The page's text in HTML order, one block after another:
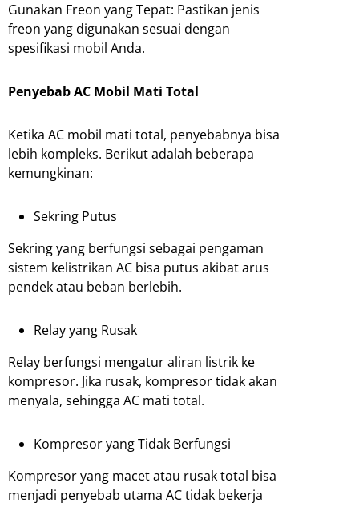
Gunakan Freon yang Tepat: Pastikan jenis
freon yang digunakan sesuai dengan
spesifikasi mobil Anda.
Penyebab AC Mobil Mati Total
Ketika AC mobil mati total, penyebabnya bisa
lebih kompleks. Berikut adalah beberapa
kemungkinan:
Sekring Putus
Sekring yang berfungsi sebagai pengaman
sistem kelistrikan AC bisa putus akibat arus
pendek atau beban berlebih.
Relay yang Rusak
Relay berfungsi mengatur aliran listrik ke
kompresor. Jika rusak, kompresor tidak akan
menyala, sehingga AC mati total.
Kompresor yang Tidak Berfungsi
Kompresor yang macet atau rusak total bisa
menjadi penyebab utama AC tidak bekerja